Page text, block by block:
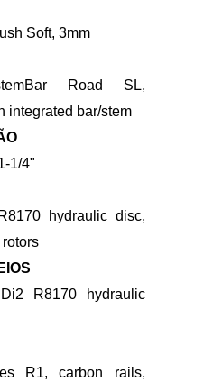
Road SL,
integrated bar/
100x380mm (54-
(58cm), 110x400mm
Soft, 3mm
Road SL,
integrated bar/
1/4"
rotors